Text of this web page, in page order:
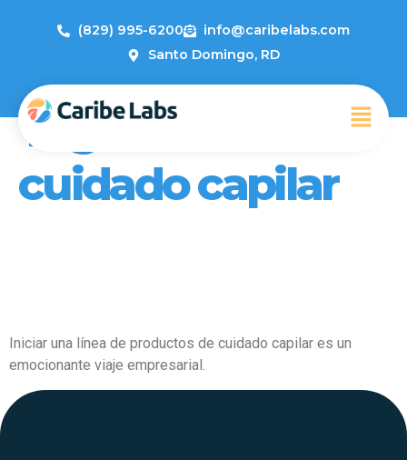
(829) 995-6200
info@caribelabs.com
Santo Domingo, RD
Tag:Línea de
cuidado capilar
Iniciar una línea de productos de cuidado capilar es un
emocionante viaje empresarial.